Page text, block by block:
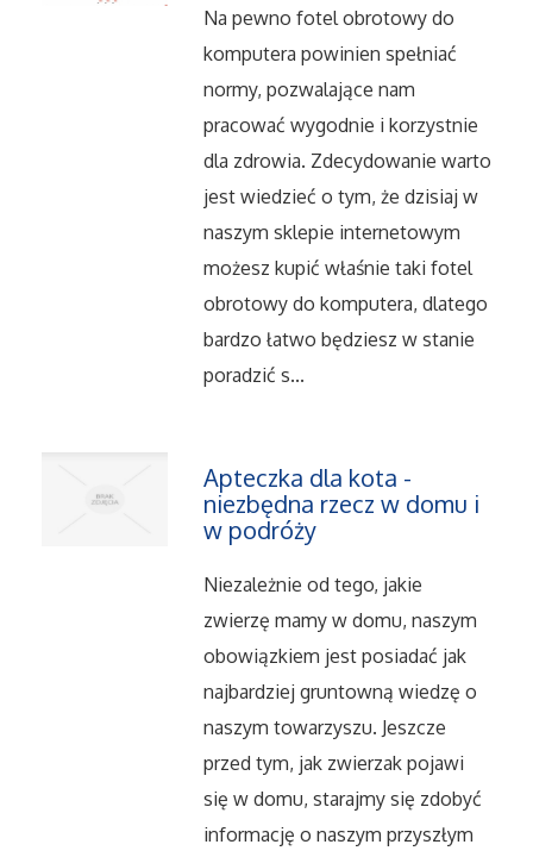
Zajęcia Sportowe i Rekreacyjne
Serwis
Informatyczne
Restauracje, Catering
Fotografia
Adwokaci, Porady Prawne
Weterynaryjne, Hodowla Zwierząt
Sprzątanie, Porządkowanie
Serwis
Opieka
Inne Usługi
Noclegi
Na pewno fotel obrotowy do
komputera powinien spełniać
normy, pozwalające nam
pracować wygodnie i korzystnie
dla zdrowia. Zdecydowanie warto
jest wiedzieć o tym, że dzisiaj w
naszym sklepie internetowym
możesz kupić właśnie taki fotel
obrotowy do komputera, dlatego
bardzo łatwo będziesz w stanie
poradzić s...
Apteczka dla kota -
niezbędna rzecz w domu i
w podróży
Niezależnie od tego, jakie
zwierzę mamy w domu, naszym
obowiązkiem jest posiadać jak
najbardziej gruntowną wiedzę o
naszym towarzyszu. Jeszcze
przed tym, jak zwierzak pojawi
się w domu, starajmy się zdobyć
informację o naszym przyszłym